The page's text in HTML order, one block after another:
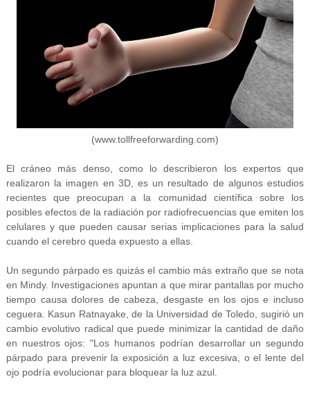
(www.tollfreeforwarding.com)
El cráneo más denso, como lo describieron los expertos que
realizaron la imagen en 3D, es un resultado de algunos estudios
recientes que preocupan a la comunidad científica sobre los
posibles efectos de la radiación por radiofrecuencias que emiten los
celulares y que pueden causar serias implicaciones para la salud
cuando el cerebro queda expuesto a ellas.
Un segundo párpado es quizás el cambio más extraño que se nota
en Mindy. Investigaciones apuntan a que mirar pantallas por mucho
tiempo causa dolores de cabeza, desgaste en los ojos e incluso
ceguera. Kasun Ratnayake, de la Universidad de Toledo, sugirió un
cambio evolutivo radical que puede minimizar la cantidad de daño
en nuestros ojos: "Los humanos podrían desarrollar un segundo
párpado para prevenir la exposición a luz excesiva, o el lente del
ojo podría evolucionar para bloquear la luz azul.